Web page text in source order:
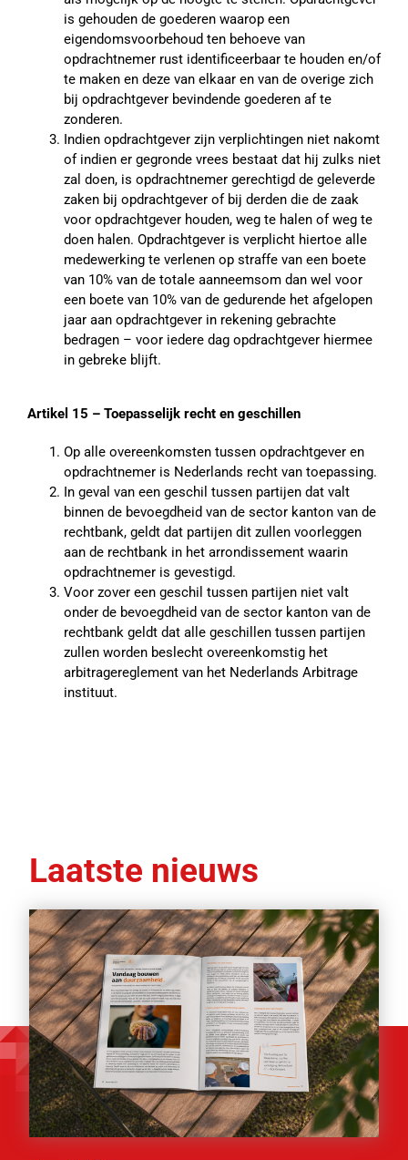
is gehouden de goederen waarop een
eigendomsvoorbehoud ten behoeve van
opdrachtnemer rust identificeerbaar te houden en/of
te maken en deze van elkaar en van de overige zich
bij opdrachtgever bevindende goederen af te
zonderen.
Indien opdrachtgever zijn verplichtingen niet nakomt
of indien er gegronde vrees bestaat dat hij zulks niet
zal doen, is opdrachtnemer gerechtigd de geleverde
zaken bij opdrachtgever of bij derden die de zaak
voor opdrachtgever houden, weg te halen of weg te
doen halen. Opdrachtgever is verplicht hiertoe alle
medewerking te verlenen op straffe van een boete
van 10% van de totale aanneemsom dan wel voor
een boete van 10% van de gedurende het afgelopen
jaar aan opdrachtgever in rekening gebrachte
bedragen – voor iedere dag opdrachtgever hiermee
in gebreke blijft.
Artikel 15 – Toepasselijk recht en geschillen
Op alle overeenkomsten tussen opdrachtgever en
opdrachtnemer is Nederlands recht van toepassing.
In geval van een geschil tussen partijen dat valt
binnen de bevoegdheid van de sector kanton van de
rechtbank, geldt dat partijen dit zullen voorleggen
aan de rechtbank in het arrondissement waarin
opdrachtnemer is gevestigd.
Voor zover een geschil tussen partijen niet valt
onder de bevoegdheid van de sector kanton van de
rechtbank geldt dat alle geschillen tussen partijen
zullen worden beslecht overeenkomstig het
arbitragereglement van het Nederlands Arbitrage
instituut.
Laatste nieuws